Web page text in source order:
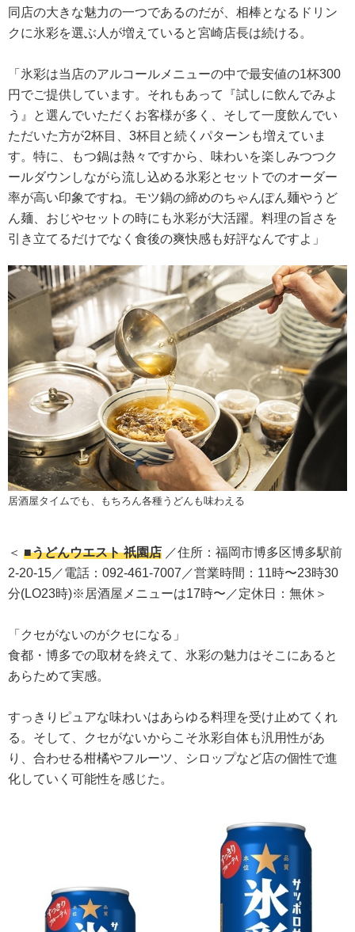
同店の大きな魅力の一つであるのだが、相棒となるドリン
クに氷彩を選ぶ人が増えていると宮崎店長は続ける。
「氷彩は当店のアルコールメニューの中で最安値の1杯300
円でご提供しています。それもあって『試しに飲んでみよ
う』と選んでいただくお客様が多く、そして一度飲んでい
ただいた方が2杯目、3杯目と続くパターンも増えていま
す。特に、もつ鍋は熱々ですから、味わいを楽しみつつク
ールダウンしながら流し込める氷彩とセットでのオーダー
率が高い印象ですね。モツ鍋の締めのちゃんぽん麺やうど
ん麺、おじやセットの時にも氷彩が大活躍。料理の旨さを
引き立てるだけでなく食後の爽快感も好評なんですよ」
居酒屋タイムでも、もちろん各種うどんも味わえる
＜ ■うどんウエスト 祇園店 ／住所：福岡市博多区博多駅前
2-20-15／電話：092-461-7007／営業時間：11時〜23時30
分(LO23時)※居酒屋メニューは17時〜／定休日：無休＞
「クセがないのがクセになる」
食都・博多での取材を終えて、氷彩の魅力はそこにあると
あらためて実感。
すっきりピュアな味わいはあらゆる料理を受け止めてくれ
る。そして、クセがないからこそ氷彩自体も汎用性があ
り、合わせる柑橘やフルーツ、シロップなど店の個性で進
化していく可能性を感じた。